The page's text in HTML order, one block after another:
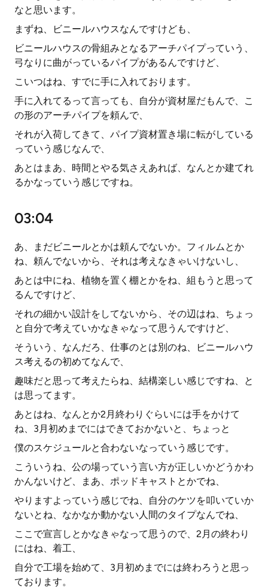
なと思います。
まずね、ビニールハウスなんですけども、
ビニールハウスの骨組みとなるアーチパイプっていう、
弓なりに曲がっているパイプがあるんですけど、
こいつはね、すでに手に入れております。
手に入れてるって言っても、自分が資材屋だもんで、こ
の形のアーチパイプを頼んで、
それが入荷してきて、パイプ資材置き場に転がしている
っていう感じなんで、
あとはまあ、時間とやる気さえあれば、なんとか建てれ
るかなっていう感じですね。
03:04
あ、まだビニールとかは頼んでないか。フィルムとか
ね、頼んでないから、それは考えなきゃいけないし、
あとは中にね、植物を置く棚とかをね、組もうと思って
るんですけど、
それの細かい設計をしてないから、その辺はね、ちょっ
と自分で考えていかなきゃなって思うんですけど、
そういう、なんだろ、仕事のとは別のね、ビニールハウ
ス考えるの初めてなんで、
趣味だと思って考えたらね、結構楽しい感じですね、と
は思ってます。
あとはね、なんとか2月終わりぐらいには手をかけて
ね、3月初めまでにはできておかないと、ちょっと
僕のスケジュールと合わないなっていう感じです。
こういうね、公の場っていう言い方が正しいかどうかわ
かんないけど、まあ、ポッドキャストとかでね、
やりますよっていう感じでね、自分のケツを叩いていか
ないとね、なかなか動かない人間のタイプなんでね、
ここで宣言しとかなきゃなって思うので、2月の終わり
にはね、着工、
自分で工場を始めて、3月初めまでには終わろうと思っ
ております。